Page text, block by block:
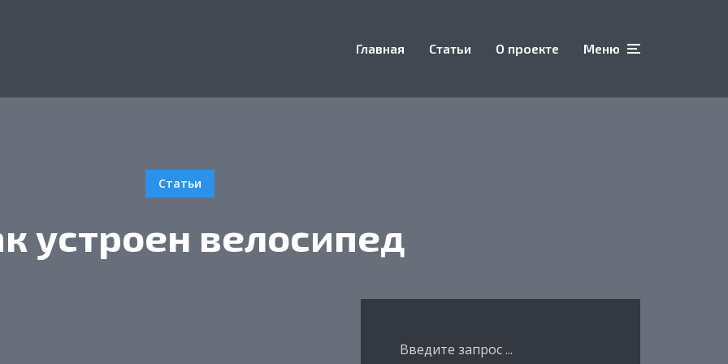
Главная Статьи О проекте Меню
Статьи
устроен велосипед